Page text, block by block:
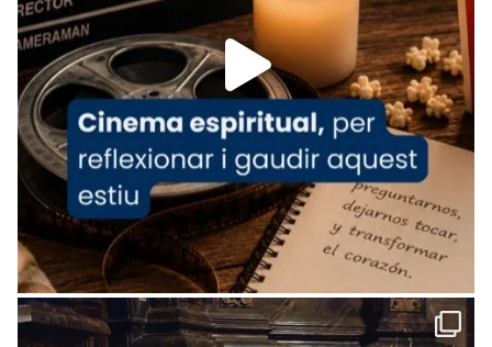
Aquest dilluns, 27 de juliol, ha tingut lloc la
missa d’acció de gràcies en agraïment al
comitè organitzador de la visita apostòlica
del Sant Pare Lleó XIV a Barcelona, i als
col·laboradors, a la Catedral de Barcelona.
L’arquebisbe de Barcelona, el cardenal Joan
Josep Omella, ha presidit la missa i l’ha
concelebrat el bisbe auxiliar de Barcelona,
Mons. David Abadías.
📸 Dr. G. Simón
Foto